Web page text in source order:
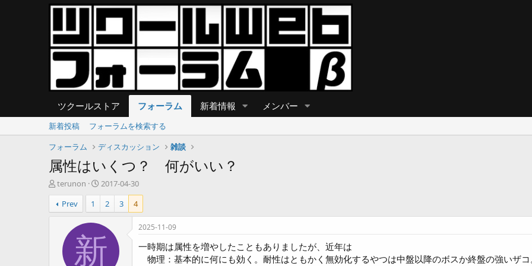
ツクールストア フォーラム 新着情報 メンバー
新着投稿
フォーラムを検索する
フォーラム
ディスカッション 雑談
属性はいくつ？ 何がいい？
T
h
r
e
terunon
開
始
日
2017-04-30
Prev
1 2 3 4
新
2025-11-09
一時期は属性を増やしたこともありましたが、近年は
物理：基本的に何にも効く。耐性はともかく無効化するやつは中盤以降のボスか終盤の強いザコ